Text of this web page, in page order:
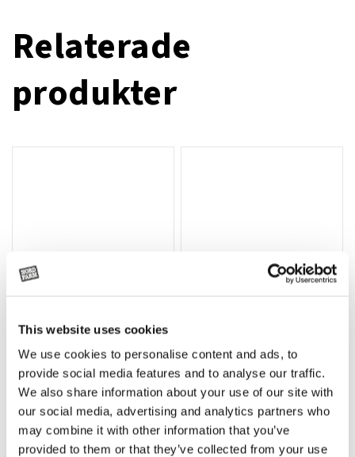
This website uses cookies
We use cookies to personalise content and ads, to
provide social media features and to analyse our traffic.
We also share information about your use of our site with
our social media, advertising and analytics partners who
may combine it with other information that you’ve
provided to them or that they’ve collected from your use
Relaterade
produkter
Lägg till i varukorg
T-shirt Avant barn grön 92 cm
G0007
(ex. moms)
T-shirt Avant barn grön 104-110
cm
G0010
(ex. moms)